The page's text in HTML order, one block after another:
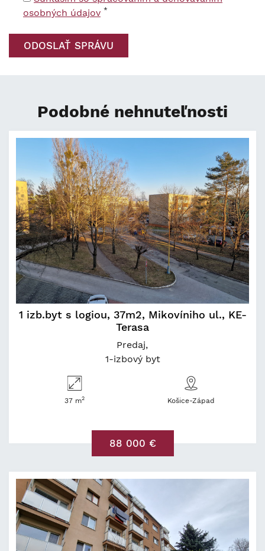
osobných údajov *
Podobné nehnuteľnosti
1 izb.byt s logiou, 37m2, Mikovíniho ul., KE-
Terasa
Predaj
1-izbový byt
37 m2 Košice-Západ
88 000 €